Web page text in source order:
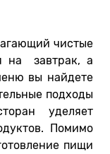
чистые
на завтрак, а
вы найдете
подходы
уделяет
Помимо
пищи